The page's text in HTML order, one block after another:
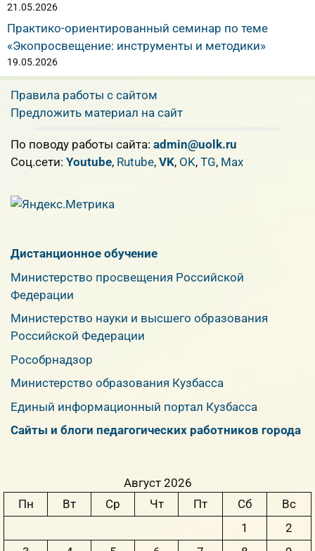
21.05.2026
Практико-ориентированный семинар по теме
«Экопросвещение: инструменты и методики»
19.05.2026
Правила работы с сайтом
Предложить материал на сайт
По поводу работы сайта: admin@uolk.ru
Cоц.сети: Youtube, Rutube, VK, OK, TG, Max
Дистанционное обучение
Министерство просвещения Российской
Федерации
Министерство науки и высшего образования
Российской Федерации
Рособрнадзор
Министерство образования Кузбасса
Единый информационный портал Кузбасса
Сайты и блоги педагогических работников города
Август 2026
Пн
Вт Ср Чт Пт Сб
Вс
1
2